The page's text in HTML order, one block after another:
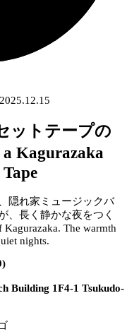
ットテープの
a Kagurazaka
隠れ家ミュージックバ
、長く静かな夜をつく
The warmth
nights.
Building 1F4-1 Tsukudo-